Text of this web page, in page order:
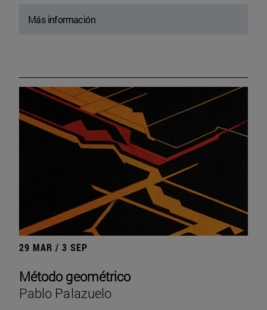
Más información
29 MAR / 3 SEP
Método geométrico
Pablo Palazuelo